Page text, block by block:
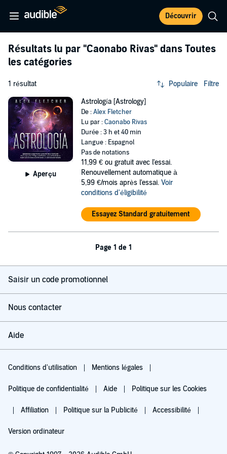
Découvrir
Résultats lu par "Caonabo Rivas" dans Toutes
les catégories
1 résultat Populaire Filtre
Aperçu
Astrología [Astrology]
De :Alex Fletcher
Lu par :Caonabo Rivas
Durée : 3 h et 40 min
Langue : Espagnol
Pas de notations
11,99 € ou gratuit avec l'essai.
Renouvellement automatique à
5,99 €/mois après l'essai. Voir
conditions d'éligibilité
Essayez Standard gratuitement
Page 1 de 1
Saisir un code promotionnel
Nous contacter
Aide
Conditions d'utilisation Mentions légales
Politique de confidentialité Aide Politique sur les Cookies
Affiliation Politique sur la Publicité Accessibilité
Version ordinateur